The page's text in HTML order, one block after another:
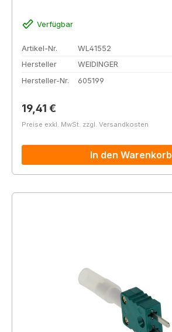
Verfügbar
Artikel-Nr.
WL41552
Hersteller
WEIDINGER
Hersteller-Nr.
605199
Regulärer Preis:
19,41 €
Preise exkl. MwSt. zzgl. Versandkosten
In den Warenkorb